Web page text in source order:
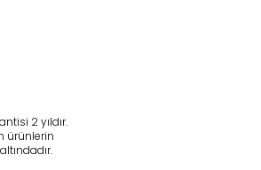
2 yıldır.
ürünlerin